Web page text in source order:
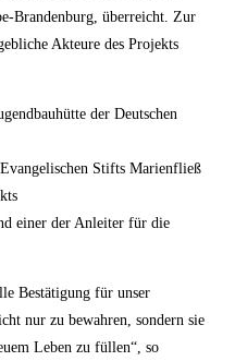
Brandenburg, überreicht. Zur
Akteure des Projekts
der Deutschen
Stifts Marienfließ
einer der Anleiter für die
Bestätigung für unser
nur zu bewahren, sondern sie
Leben zu füllen“, so